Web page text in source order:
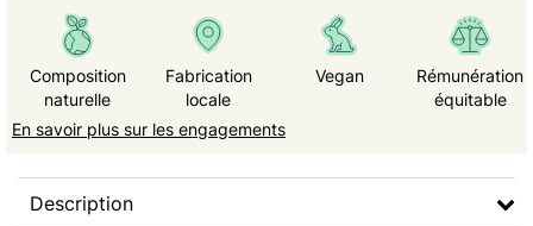
Composition
naturelle
Fabrication
locale
Vegan
Rémunération
équitable
En savoir plus sur les engagements
Description